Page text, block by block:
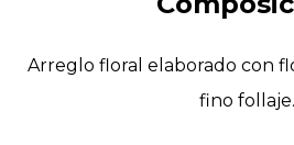
Arreglo floral elaborado con
fino follaje.